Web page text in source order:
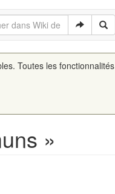
Toutes les fonctionnalités
»